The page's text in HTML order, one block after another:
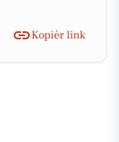
Kopiér link